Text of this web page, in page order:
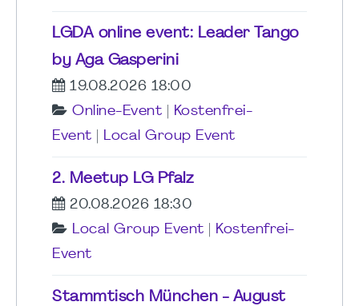
LGDA online event: Leader Tango
by Aga Gasperini
19.08.2026 18:00
Online-Event
Kostenfrei-
Event
Local Group Event
2. Meetup LG Pfalz
20.08.2026 18:30
Local Group Event
Kostenfrei-
Event
Stammtisch München - August